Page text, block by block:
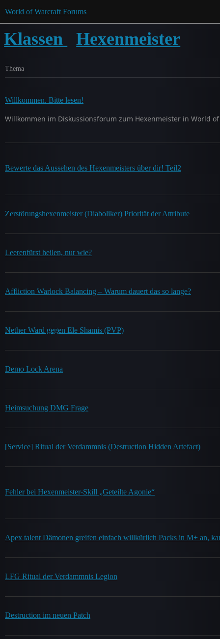
World of Warcraft Forums
Klassen Hexenmeister
Thema
Willkommen. Bitte lesen!
Willkommen im Diskussionsforum zum Hexenmeister in World
Bewerte das Aussehen des Hexenmeisters über dir! Teil2
Zerstörungshexenmeister (Diaboliker) Priorität der Attribute
Leerenfürst heilen, nur wie?
Affliction Warlock Balancing – Warum dauert das so lange?
Nether Ward gegen Ele Shamis (PVP)
Demo Lock Arena
Heimsuchung DMG Frage
[Service] Ritual der Verdammnis (Destruction Hidden Artefact)
Fehler bei Hexenmeister-Skill „Geteilte Agonie“
Apex talent Dämonen greifen einfach willkürlich Packs in M+ an,
LFG Ritual der Verdammnis Legion
Destruction im neuen Patch